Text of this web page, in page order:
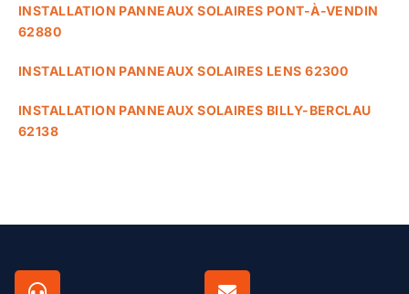
INSTALLATION PANNEAUX SOLAIRES PONT-À-VENDIN
62880
INSTALLATION PANNEAUX SOLAIRES LENS 62300
INSTALLATION PANNEAUX SOLAIRES BILLY-BERCLAU
62138